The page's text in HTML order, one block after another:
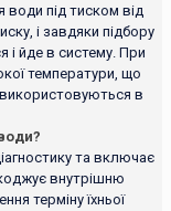
під тиском від
і завдяки підбору
і йде в систему. При
температури, що
в
та включає
внутрішню
терміну їхньої